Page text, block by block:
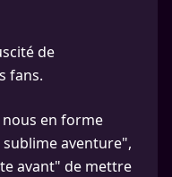
de
fans.
nous en forme
aventure",
avant" de mettre